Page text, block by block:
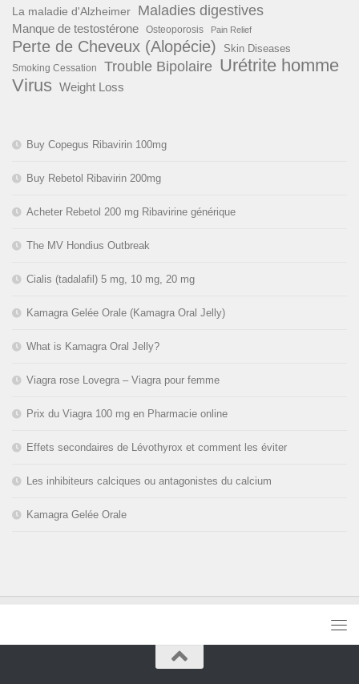
La maladie d'Alzheimer Maladies digestives
Manque de testostérone Osteoporosis Pain Relief
Perte de Cheveux (Alopécie) Skin Diseases
Smoking Cessation Trouble Bipolaire Urétrite homme
Virus Weight Loss
Buy Copegus Ribavirin 100mg
Buy Rebetol Ribavirin 200mg
Acheter Rebetol 200 mg Ribavirine générique
The MV Hondius Outbreak
Cialis (tadalafil) 5 mg, 10 mg, 20 mg
Kamagra Gelée Orale (Kamagra Oral Jelly)
What is Kamagra Oral Jelly?
Viagra rose Lovegra – Viagra pour femme
Prix du Viagra 100 mg en Pharmacie online
Effets secondaires de Lévothyrox et comment les éviter
Les inhibiteurs calciques ou antagonistes du calcium
Kamagra Gelée Orale